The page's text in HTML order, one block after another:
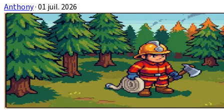
Anthony·01 juil. 2026